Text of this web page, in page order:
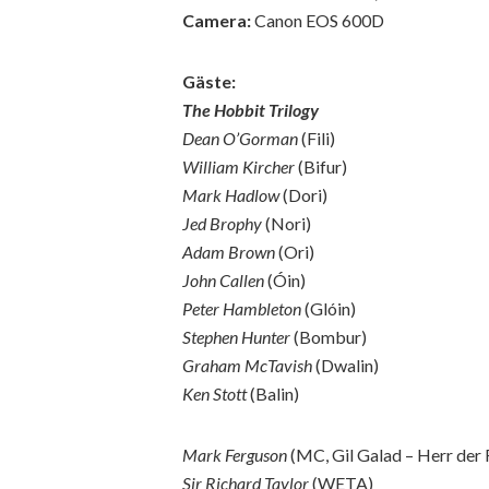
Camera:Canon EOS 600D
Gäste:
The Hobbit Trilogy
Dean O’Gorman(Fili)
William Kircher(Bifur)
Mark Hadlow(Dori)
Jed Brophy(Nori)
Adam Brown(Ori)
John Callen(Óin)
Peter Hambleton(Glóin)
Stephen Hunter(Bombur)
Graham McTavish(Dwalin)
Ken Stott(Balin)
Mark Ferguson(MC, Gil Galad – Herr der
Sir Richard Taylor(WETA)